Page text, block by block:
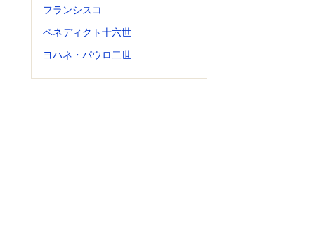
フランシスコ
ベネディクト十六世
ヨハネ・パウロ二世